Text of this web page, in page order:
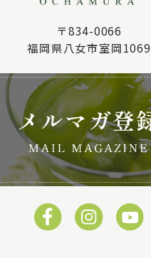
〒834-0066
福岡県八女市室岡1069